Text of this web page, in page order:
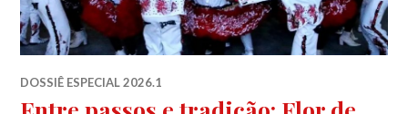
DOSSIÊ ESPECIAL 2026.1